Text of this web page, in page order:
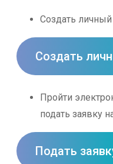
Создать
Создать
Пройти
подать заявку
Подать